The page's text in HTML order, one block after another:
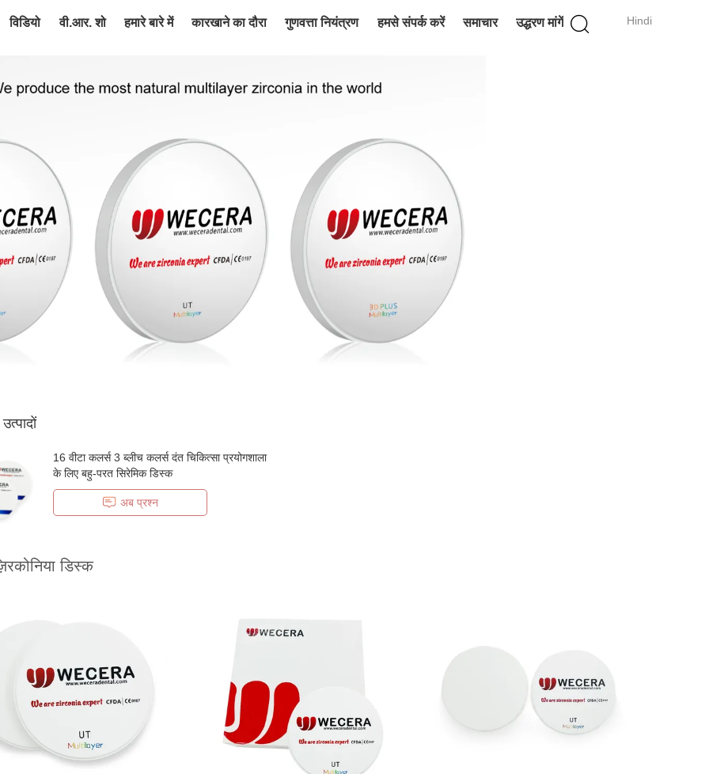
Hindi
विडियो वी.आर. शो हमारे बारे में कारखाने का दौरा गुणवत्ता नियंत्रण हमसे संपर्क करें समाचार उद्धरण मांगें
16 वीटा कलर्स 3 ब्लीच कलर्स दंत चिकित्सा प्रयोगशाला
के लिए बहु-परत सिरेमिक डिस्क
अब प्रश्न
डिस्क